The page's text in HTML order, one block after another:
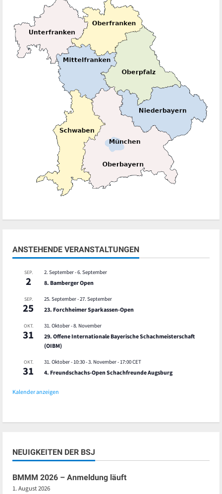
ANSTEHENDE VERANSTALTUNGEN
SEP.
2
2. September-6. September
8. Bamberger Open
SEP.
25
25. September-27. September
23. Forchheimer Sparkassen-Open
OKT.
31
31. Oktober-8. November
29. Offene Internationale Bayerische Schachmeisterschaft
(OIBM)
OKT.
31
31. Oktober - 10:30-3. November - 17:00CET
4. Freundschachs-Open Schachfreunde Augsburg
Kalender anzeigen
NEUIGKEITEN DER BSJ
BMMM 2026 – Anmeldung läuft
1. August 2026